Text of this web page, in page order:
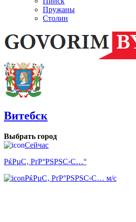
Пружаны
Столин
Витебск
Выбрать город
Сейчас
РќРµС‚ РґР°РЅРЅС‹С…°
РќРµС‚ РґР°РЅРЅС‹С… м/с